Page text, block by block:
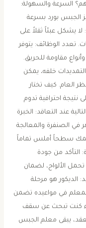
​السرعة والسهولة:
الجبس بورد بسرعة
لا يشكل عبئاً ثقلاً على
​تعدد الوظائف: يتوفر
مقاومة للحريق.
خلفه، يمكن
العام. ​كيف تختار
احترافية تدوم
عند التعاقد: ​الخبرة
الصنفرة والمعالجة
سطحاً أملس تماماً
التأكد من جودة
تحمل الألواح، لضمان
الديكور هو مرحلة
في مواعيده تضمن
كنت تبحث عن سقف
يبقى معلم الجبس